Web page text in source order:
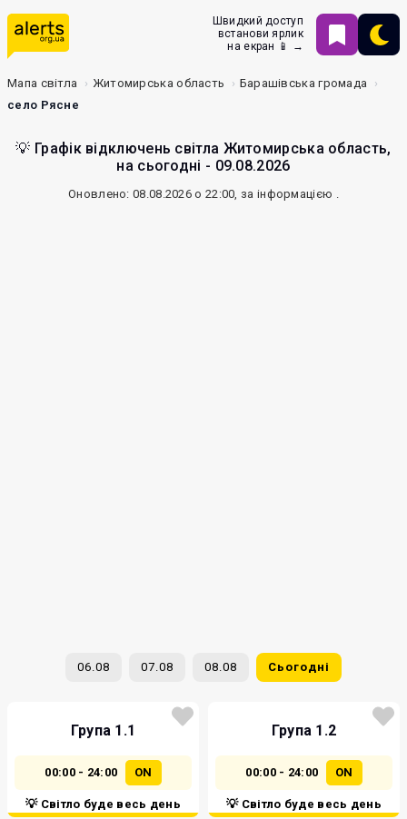
Швидкий доступ
встанови ярлик
на екран 📱 →
Мапа світла Житомирська область
Барашівська громада
село Рясне
💡 Графік відключень світла Житомирська область,
на сьогодні - 09.08.2026
Оновлено: 08.08.2026 о 22:00, за інформацією .
06.08 07.08 08.08 Сьогодні
Група 1.1
00:00 - 24:00 ON
💡 Світло буде весь день
Група 1.2
00:00 - 24:00 ON
💡 Світло буде весь день